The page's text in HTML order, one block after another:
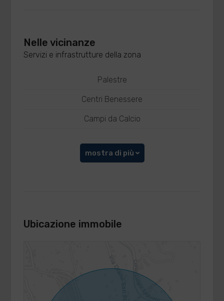
Nelle vicinanze
Servizi e infrastrutture della zona
Palestre
Centri Benessere
Campi da Calcio
mostra di più
Ubicazione immobile